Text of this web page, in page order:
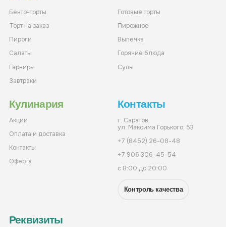
Бенто-торты
Готовые торты
Торт на заказ
Пирожное
Пироги
Выпечка
Салаты
Горячие блюда
Гарниры
Супы
Завтраки
Кулинария
Акции
Оплата и доставка
Контакты
Оферта
Контакты
г. Саратов,
ул. Максима Горького, 53
+7 (8452) 26-08-48
+7 906 306-45-54
с 8:00 до 20:00
Контроль качества
Реквизиты